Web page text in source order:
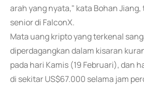
arah yang nyata," kata Bohan
senior di FalconX.
Mata uang kripto yang terkenal
diperdagangkan dalam kisaran
pada hari Kamis (19 Februari), dan
di sekitar US$67.000 selama jam